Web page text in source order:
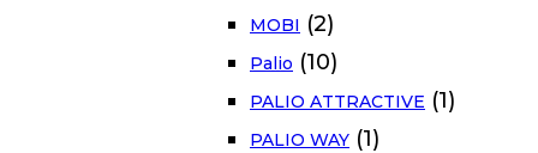
MOBI (2)
Palio (10)
PALIO ATTRACTIVE (1)
PALIO WAY (1)